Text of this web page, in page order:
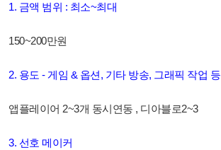
1. 금액 범위 : 최소~최대
150~200만원
2. 용도 - 게임 & 옵션, 기타 방송, 그래픽 작업 등
앱플레이어 2~3개 동시연동 , 디아블로2~3
3. 선호 메이커